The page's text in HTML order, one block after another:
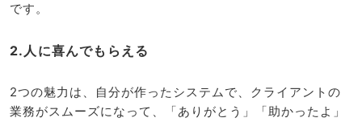
です。
2.人に喜んでもらえる
2つの魅力は、自分が作ったシステムで、クライアントの
業務がスムーズになって、「ありがとう」「助かったよ」